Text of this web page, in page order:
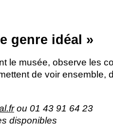
genre idéal »
le musée, observe les
de voir ensemble,
ou 01 43 91 64 23
disponibles